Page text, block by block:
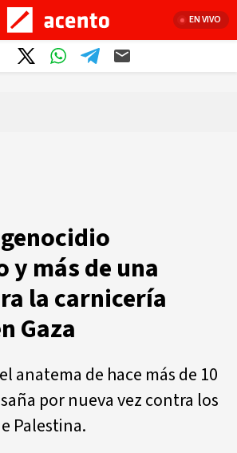
EN VIVO
y más de una
la carnicería
Gaza
anatema de hace más de 10
por nueva vez contra los
Palestina.